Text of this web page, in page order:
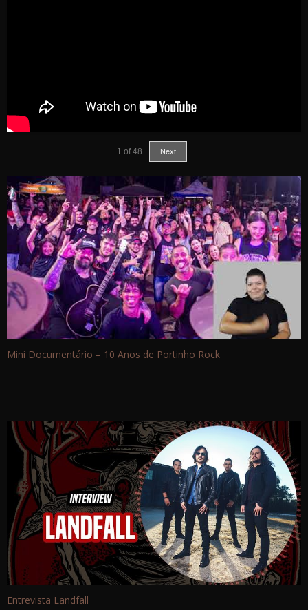
1 of 48 Next
Mini Documentário – 10 Anos de Portinho Rock
Entrevista Landfall